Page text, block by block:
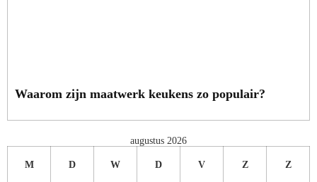
Waarom zijn maatwerk keukens zo populair?
augustus 2026
M D W D V Z Z